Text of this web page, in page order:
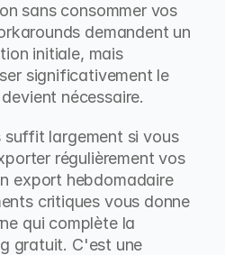
sans consommer vos
demandent un
initiale, mais
significativement le
nécessaire.
suffit largement si vous
régulièrement vos
export hebdomadaire
critiques vous donne
qui complète la
gratuit. C'est une